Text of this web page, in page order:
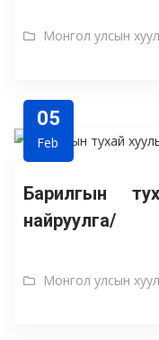
Монгол улсын
05
Feb
Барилгын
найруулга/
Монгол улсын